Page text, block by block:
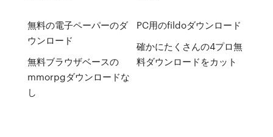
無料の電子ペーパーのダ
ウンロード
無料ブラウザベースの
mmorpgダウンロードな
し
PC用のfildoダウンロード
確かにたくさんの4プロ無
料ダウンロードをカット